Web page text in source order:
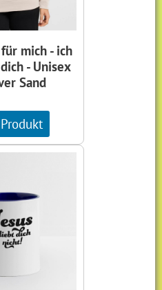
mich - ich
- Unisex
Sand